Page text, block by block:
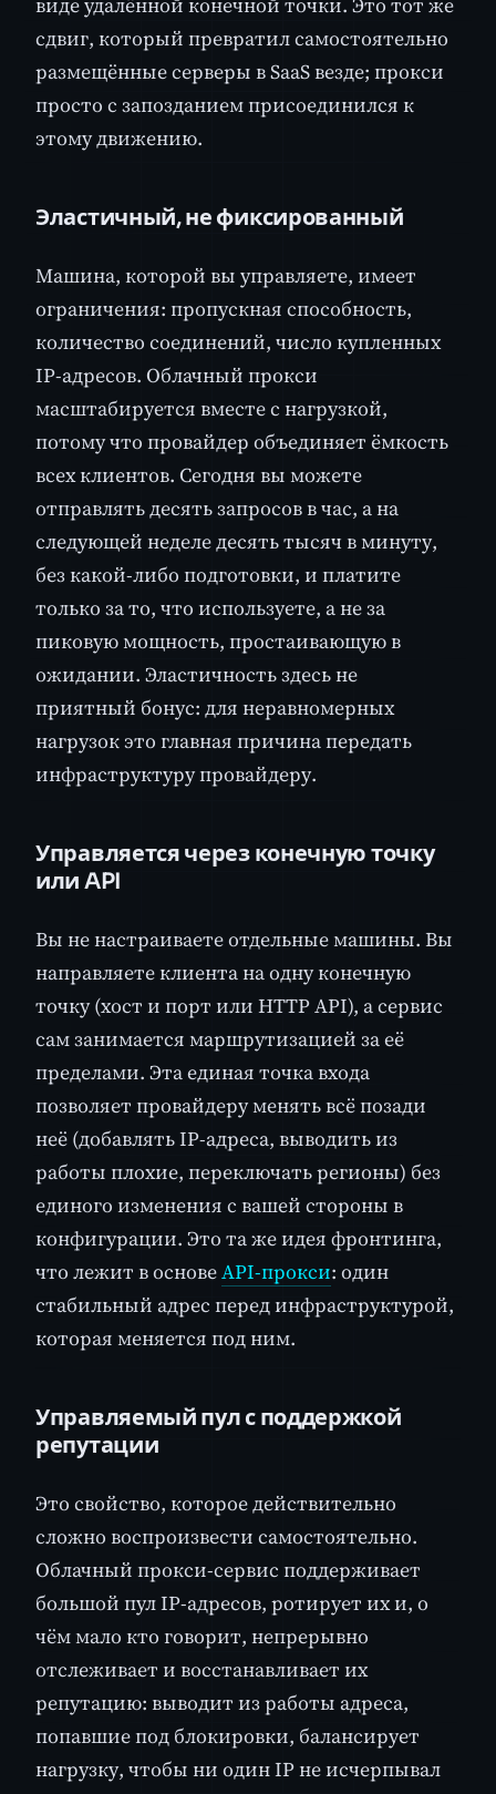
сдвиг, который превратил самостоятельно
размещённые серверы в SaaS везде; прокси
просто с запозданием присоединился к
этому движению.
Эластичный, не фиксированный
Машина, которой вы управляете, имеет
ограничения: пропускная способность,
количество соединений, число купленных
IP-адресов. Облачный прокси
масштабируется вместе с нагрузкой,
потому что провайдер объединяет ёмкость
всех клиентов. Сегодня вы можете
отправлять десять запросов в час, а на
следующей неделе десять тысяч в минуту,
без какой-либо подготовки, и платите
только за то, что используете, а не за
пиковую мощность, простаивающую в
ожидании. Эластичность здесь не
приятный бонус: для неравномерных
нагрузок это главная причина передать
инфраструктуру провайдеру.
Управляется через конечную точку
или API
Вы не настраиваете отдельные машины. Вы
направляете клиента на одну конечную
точку (хост и порт или HTTP API), а сервис
сам занимается маршрутизацией за её
пределами. Эта единая точка входа
позволяет провайдеру менять всё позади
неё (добавлять IP-адреса, выводить из
работы плохие, переключать регионы) без
единого изменения с вашей стороны в
конфигурации. Это та же идея фронтинга,
что лежит в основеAPI-прокси: один
стабильный адрес перед инфраструктурой,
которая меняется под ним.
Управляемый пул с поддержкой
репутации
Это свойство, которое действительно
сложно воспроизвести самостоятельно.
Облачный прокси-сервис поддерживает
большой пул IP-адресов, ротирует их и, о
чём мало кто говорит, непрерывно
отслеживает и восстанавливает их
репутацию: выводит из работы адреса,
попавшие под блокировки, балансирует
нагрузку, чтобы ни один IP не исчерпывал